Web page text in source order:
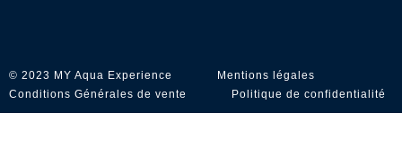
© 2023 MY Aqua Experience
Mentions légales
Conditions Générales de vente
Politique de confidentialité